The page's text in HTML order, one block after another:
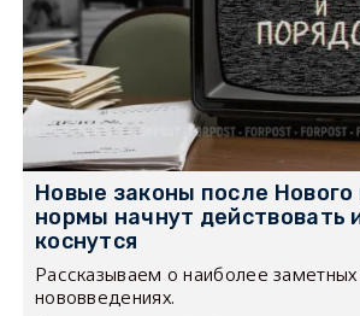
Новые законы после Нового
нормы начнут действовать
коснутся
Рассказываем о наиболее
нововведениях.